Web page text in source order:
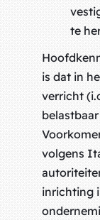
te
is dat in
verricht
volgens
inrichting